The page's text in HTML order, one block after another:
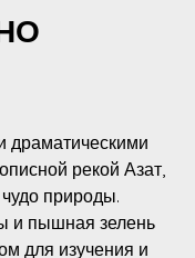
драматическими
рекой Азат,
природы.
и пышная зелень
для изучения и